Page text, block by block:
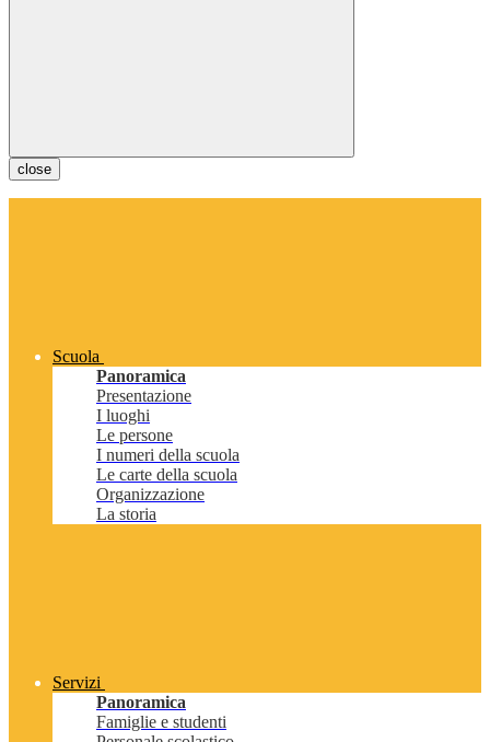
close
Scuola
Panoramica
Presentazione
I luoghi
Le persone
I numeri della scuola
Le carte della scuola
Organizzazione
La storia
Servizi
Panoramica
Famiglie e studenti